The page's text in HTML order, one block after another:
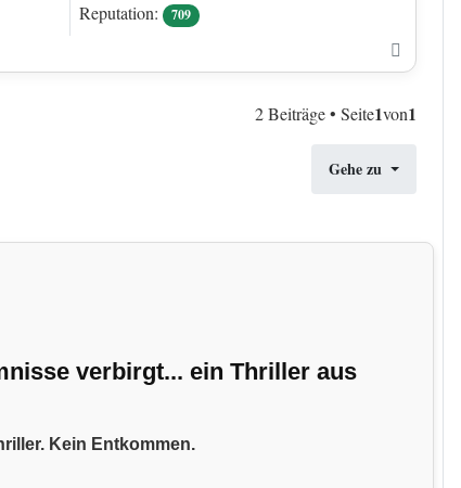
Reputation:
709
2 Beiträge • Seite1von1
Gehe zu
verbirgt... ein Thriller aus
Kein Entkommen.